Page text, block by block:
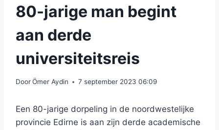
80-jarige man begint
aan derde
universiteitsreis
DoorÖmer Aydin 7 september 2023 06:09
Een 80-jarige dorpeling in de noordwestelijke
provincie Edirne is aan zijn derde academische